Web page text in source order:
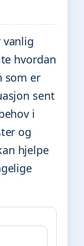
hvordan
som er
sent
i
og
hjelpe